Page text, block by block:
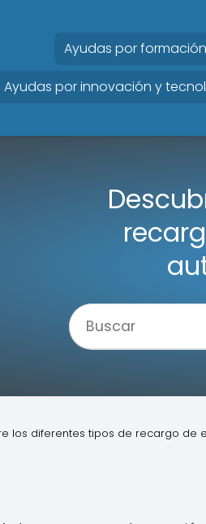
Ayudas por
Ayudas por innovación y
los diferentes tipos de recargo de